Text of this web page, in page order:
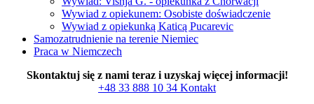
Wywiad z opiekunem: Osobiste doświadczenie
Wywiad z opiekunką Katicą Pucarevic
Samozatrudnienie na terenie Niemiec
Praca w Niemczech
Skontaktuj się z nami teraz i uzyskaj więcej informacji!
+48 33 888 10 34 Kontakt